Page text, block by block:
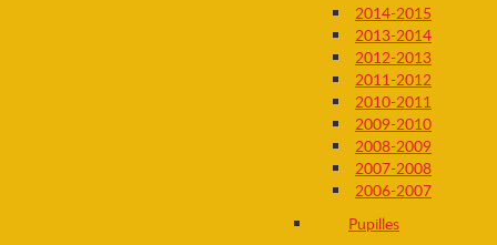
2014-2015
2013-2014
2012-2013
2011-2012
2010-2011
2009-2010
2008-2009
2007-2008
2006-2007
Pupilles